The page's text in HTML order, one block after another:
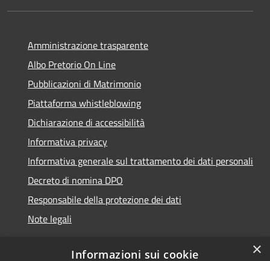
Amministrazione trasparente
Albo Pretorio On Line
Pubblicazioni di Matrimonio
Piattaforma whistleblowing
Dichiarazione di accessibilità
Informativa privacy
Informativa generale sul trattamento dei dati personali
Decreto di nomina DPO
Responsabile della protezione dei dati
Note legali
×
Informazioni sui cookie